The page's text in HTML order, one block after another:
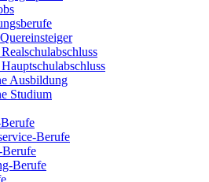
Ausbildung
Studium
Berufe
Berufe